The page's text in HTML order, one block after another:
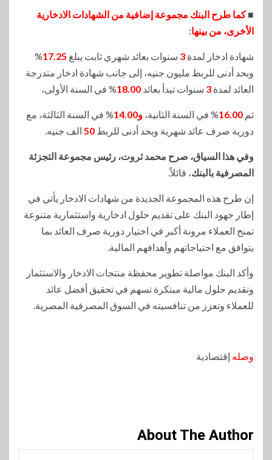
■كما طرح البنك مجموعة إضافية من الشهادات الادخارية
الأخرى، من بينها:
شهادة ادخار لمدة 3 سنوات بعائد شهري ثابت يبلغ 17.25
%
وبحد أدنى للربط مليون جنيه، إلى جانب شهادة ادخار متدرجة
العائد لمدة 3 سنوات تبدأ بعائد 18.00% في السنة الأولى،
ثم 16.00% في السنة الثانية، و14.00
% في السنة الثالثة، مع
دورية صرف عائد شهرية وبحد أدنى للربط 50 الف جنيه.
وفي هذا السياق، صرح محمد ثروت، رئيس مجموعة التجزئة
المصرفية بالبنك، قائلاً.
إن طرح هذه المجموعة الجديدة من شهادات الادخار يأتي في
إطار جهود البنك على تقديم حلول ادخارية واستثمارية متنوعة
تمنح العملاء مرونة أكبر في اختيار دورية صرف العائد بما
يتوافق مع احتياجاتهم وأهدافهم المالية.
وأكد البنك مواصلة تطوير محفظة منتجات الادخار والاستثمار
وتقديم حلول مالية مبتكرة تسهم في تحقيق أفضل عائد
للعملاء وتعزز من تنافسيته في السوق المصرفية المصرية.
وصله إقتصادية
About The Author